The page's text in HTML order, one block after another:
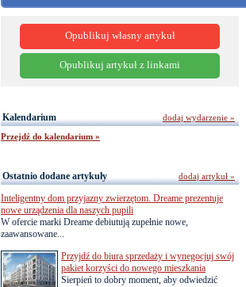
Opublikuj własny artykuł
Opublikuj artykuł z linkami
Kalendarium
Przejdź do kalendarium »
dodaj wydarzenie »
Ostatnio dodane artykuły
Inteligentny dom przyjazny zwierzętom. Dreame prezentuje
nowe urządzenia dla naszych pupili
W ofercie marki Dreame debiutują zupełnie nowe,
zaawansowane...
Przyjdź do biura sprzedaży i wynegocjuj swój
pakiet korzyści do nowego mieszkania
Sierpień to dobry moment, aby odwiedzić
dodaj artykuł »